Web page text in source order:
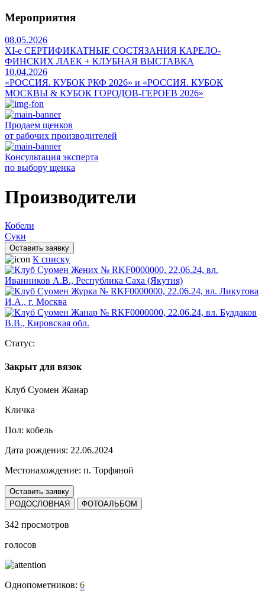
Мероприятия
08.05.2026
ХI-е СЕРТИФИКАТНЫЕ СОСТЯЗАНИЯ КАРЕЛО-
ФИНСКИХ ЛАЕК + КЛУБНАЯ ВЫСТАВКА
10.04.2026
«РОССИЯ. КУБОК РКФ 2026» и «РОССИЯ. КУБОК
МОСКВЫ & КУБОК ГОРОДОВ-ГЕРОЕВ 2026»
Продаем щенков
от рабочих производителей
Консультация эксперта
по выбору щенка
Производители
Кобели
Суки
Оставить заявку
К списку
Статус:
Закрыт для вязок
Клуб Суомен Жанар
Кличка
Пол: кобель
Дата рождения: 22.06.2024
Местонахождение: п. Торфяной
Оставить заявку
РОДОСЛОВНАЯ
ФОТОАЛЬБОМ
342 просмотров
голосов
Однопометников: 6